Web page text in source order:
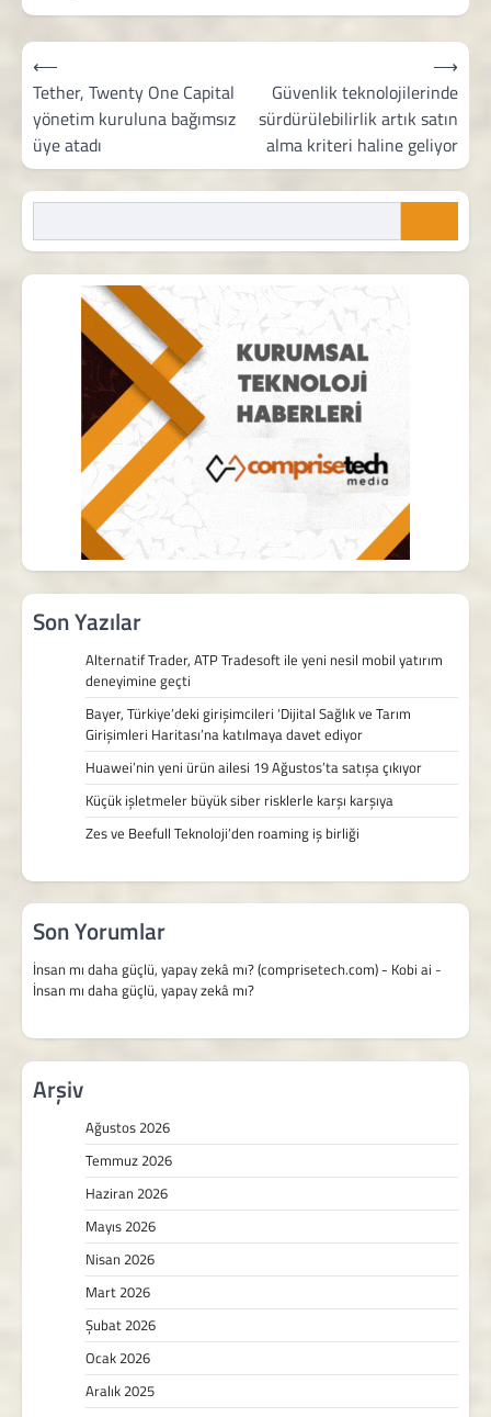
Yazı
gezinmesi
⟵
Tether, Twenty One Capital
yönetim kuruluna bağımsız
üye atadı
Güvenlik teknolojilerinde
sürdürülebilirlik artık satın
alma kriteri haline geliyor
⟶
Son Yazılar
Alternatif Trader, ATP Tradesoft ile yeni nesil mobil yatırım
deneyimine geçti
Bayer, Türkiye’deki girişimcileri ‘Dijital Sağlık ve Tarım
Girişimleri Haritası’na katılmaya davet ediyor
Huawei’nin yeni ürün ailesi 19 Ağustos’ta satışa çıkıyor
Küçük işletmeler büyük siber risklerle karşı karşıya
Zes ve Beefull Teknoloji’den roaming iş birliği
Son Yorumlar
İnsan mı daha güçlü, yapay zekâ mı? (comprisetech.com) - Kobi ai -
İnsan mı daha güçlü, yapay zekâ mı?
Arşiv
Ağustos 2026
Temmuz 2026
Haziran 2026
Mayıs 2026
Nisan 2026
Mart 2026
Şubat 2026
Ocak 2026
Aralık 2025